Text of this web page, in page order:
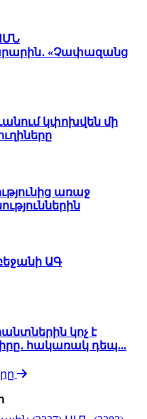
«Չափազանց
կփոխվեն մի
առաջ
ԱԳ
կոչ է
հակառակ դեպ...